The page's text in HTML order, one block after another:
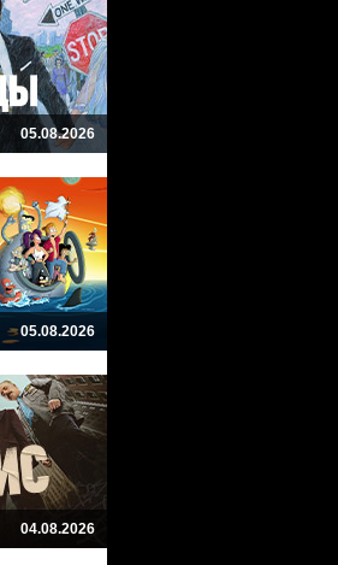
05.08.2026
05.08.2026
04.08.2026